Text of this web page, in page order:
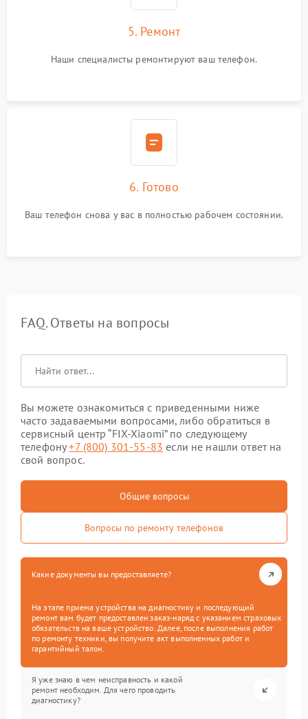
5. Ремонт
Наши специалисты ремонтируют ваш телефон.
6. Готово
Ваш телефон снова у вас в полностью рабочем состоянии.
FAQ. Ответы на вопросы
Вы можете ознакомиться с приведенными ниже
часто задаваемыми вопросами, либо обратиться в
сервисный центр “FIX-Xiaomi” по следующему
телефону+7 (800) 301-55-83 если не нашли ответ на
свой вопрос.
Общие вопросы
Вопросы по ремонту телефонов
Какие документы вы предоставляете?
На этапе приема устройства на диагностику и последующий
ремонт вам будет предоставлен заказ-наряд с указанием страховых
обязательств на ваше устройство. Далее, после выполнения работ
по ремонту техники, вы получите акт выполненных работ и
гарантийный талон.
Я уже знаю в чем неисправность и какой
ремонт необходим. Для чего проводить
диагностику?